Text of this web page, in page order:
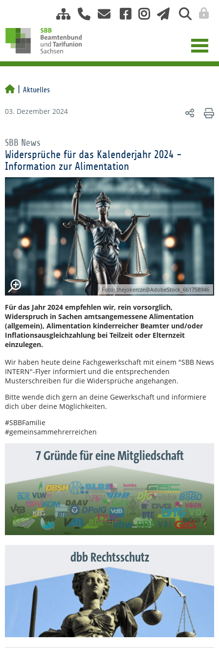
Aktuelles
03. Dezember 2024
SBB News
Widersprüche für das Kalenderjahr 2024 -
Information zur Alimentation
Foto: thejokercze@AdobeStock_661758946
Für das Jahr 2024 empfehlen wir, rein vorsorglich,
Widerspruch in Sachen amtsangemessene Alimentation
(allgemein), Alimentation kinderreicher Beamter und/oder
Inflationsausgleichzahlung bei Teilzeit oder Elternzeit
einzulegen.
Wir haben heute deine Fachgewerkschaft mit einem "SBB News
INTERN"-Flyer informiert und die entsprechenden
Musterschreiben für die Widersprüche angehangen.
Bitte wende dich gern an deine Gewerkschaft und informiere
dich über deine Möglichkeiten.
#SBBFamilie
#gemeinsammehrerreichen
7 Gründe für eine Mitgliedschaft
dbb Rechtsschutz